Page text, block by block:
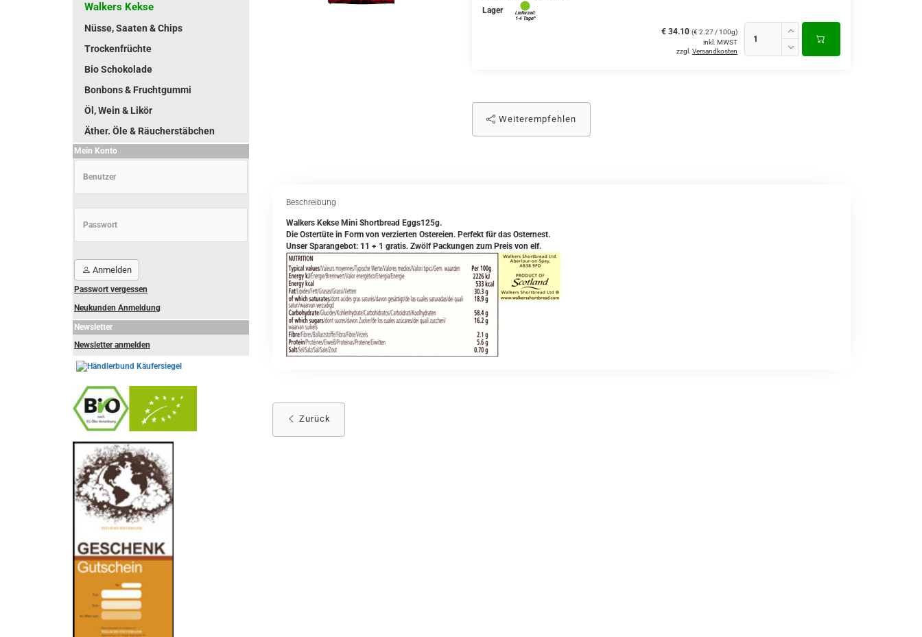
Lager
€ 34.10 (€ 2.27 / 100g)
inkl. MWST
zzgl. Versandkosten
Weiterempfehlen
Beschreibung
Walkers Kekse Mini Shortbread Eggs125g.
Die Ostertüte in Form von verzierten Ostereien. Perfekt für das Osternest.
Unser Sparangebot: 11 + 1 gratis. Zwölf Packungen zum Preis von elf.
Zurück
Walkers Kekse
Nüsse, Saaten & Chips
Trockenfrüchte
Bio Schokolade
Bonbons & Fruchtgummi
Öl, Wein & Likör
Äther. Öle & Räucherstäbchen
Mein Konto
Anmelden
Passwort vergessen
Neukunden Anmeldung
Newsletter
Newsletter anmelden